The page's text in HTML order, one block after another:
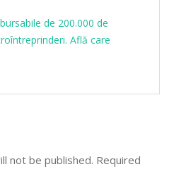
de 200.000 de
Află care
not be published. Required